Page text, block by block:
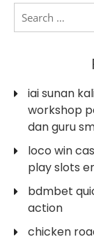
search
for:
iai sunan
workshop
dan guru
loco win
play slots
bdmbet
action
chicken